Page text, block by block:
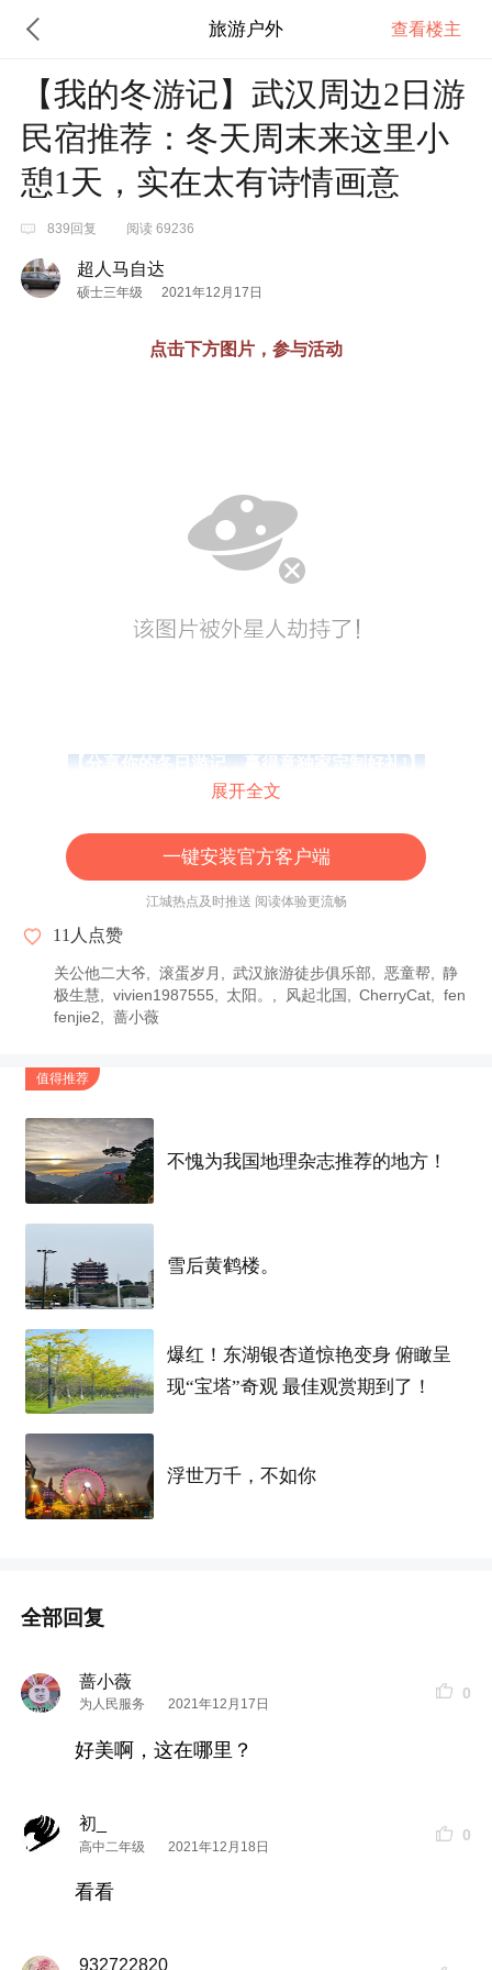
旅游户外 查看楼主
【我的冬游记】武汉周边2日游
民宿推荐：冬天周末来这里小
憩1天，实在太有诗情画意
839回复 阅读 69236
超人马自达
硕士三年级 2021年12月17日
点击下方图片，参与活动
【分享你的冬日游记，赢得意独家定制好礼!】
今天给大家推荐个适合冬日周末小憩的
这几年都还蛮流行民宿的，因为比较小众，人不
多，住的环境也很舒服，旁边也有景色可看，不管
是自己来玩，还是亲子家庭游都很适合。
这次给大家分享一家
一次，真的会被惊艳到！
先上美图：
展开全文
一键安装官方客户端
江城热点及时推送 阅读体验更流畅
11 人点赞
关公他二大爷 滚蛋岁月 武汉旅游徒步俱乐部 恶童帮
静
极生慧
vivien1987555 太阳。 风起北国 CherryCat
fen
fenjie2
蔷小薇
值得推荐
不愧为我国地理杂志推荐的地方！
雪后黄鹤楼。
爆红！东湖银杏道惊艳变身 俯瞰呈
现“宝塔”奇观 最佳观赏期到了！
浮世万千，不如你
全部回复
蔷小薇
为人民服务 2021年12月17日
0
好美啊，这在哪里？
初_
高中二年级 2021年12月18日
0
看看
932722820